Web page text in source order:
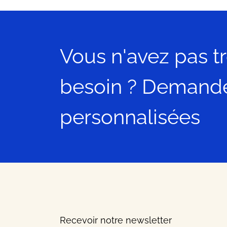
Vous n'avez pas
besoin ?
personnalisées
Recevoir notre newsletter